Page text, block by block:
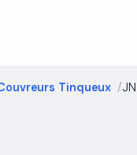
Tinqueux